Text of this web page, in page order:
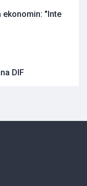
ekonomin: "Inte
DIF